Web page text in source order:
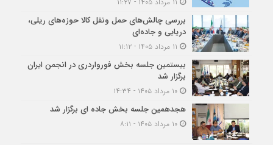
بررسی چالش‌های حمل ونقل کالا حوزه‌های ریلی،
دریایی و جاده‌ای
بیستمین جلسه بخش فورواردری در انجمن ایران
برگزار شد
۱۰ مرداد ۱۴۰۵ - ۱۴:۳۴
هجدهمین جلسه بخش جاده ای برگزار شد
۱۰ مرداد ۱۴۰۵ - ۸:۱۱